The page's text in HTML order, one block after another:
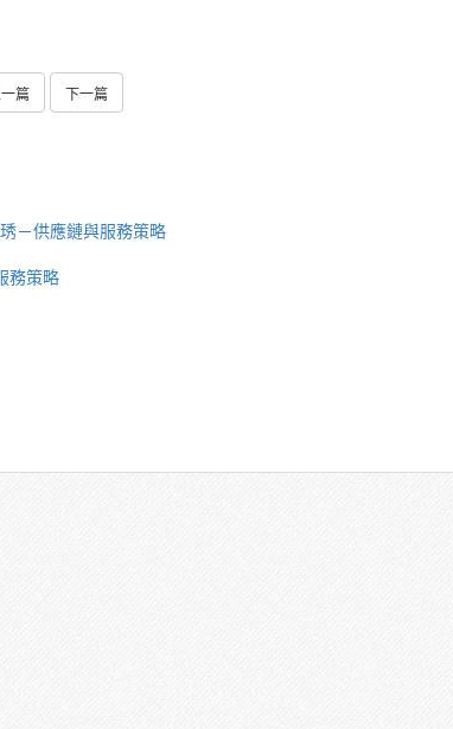
一篇 下一篇
－供應鏈與服務策略
務策略